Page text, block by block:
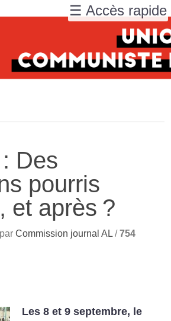
Des
pourris
et après ?
Commission journal AL /754
Les 8 et 9 septembre, le
☰ Accès rapide